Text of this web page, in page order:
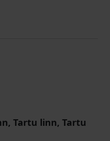
Tartu linn, Tartu